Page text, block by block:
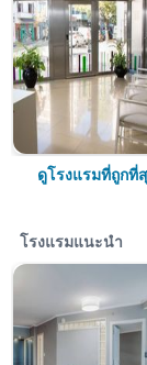
ดูโรงแรมที่ถูกที่
โรงแรมแนะนำ